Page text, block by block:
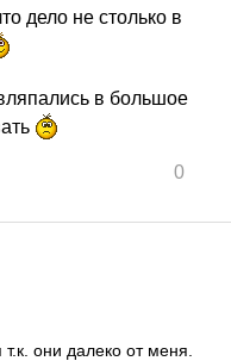
дело не столько в
в большое
0
они далеко от меня.